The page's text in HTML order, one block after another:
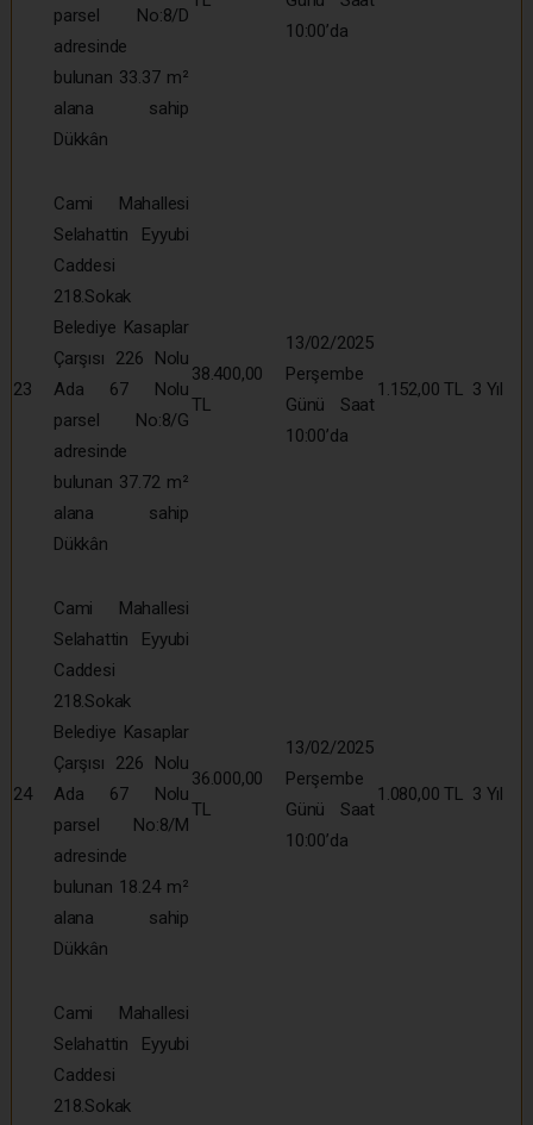
parsel No:8/D
adresinde
bulunan 33.37 m²
alana sahip
Dükkân
10:00’da
23
Cami Mahallesi
Selahattin Eyyubi
Caddesi
218.Sokak
Belediye Kasaplar
Çarşısı 226 Nolu
Ada 67 Nolu
parsel No:8/G
adresinde
bulunan 37.72 m²
alana sahip
Dükkân
38.400,00
TL
13/02/2025
Perşembe
Günü Saat
10:00’da
1.152,00 TL 3 Yıl
24
Cami Mahallesi
Selahattin Eyyubi
Caddesi
218.Sokak
Belediye Kasaplar
Çarşısı 226 Nolu
Ada 67 Nolu
parsel No:8/M
adresinde
bulunan 18.24 m²
alana sahip
Dükkân
36.000,00
TL
13/02/2025
Perşembe
Günü Saat
10:00’da
1.080,00 TL 3 Yıl
Cami Mahallesi
Selahattin Eyyubi
Caddesi
218.Sokak